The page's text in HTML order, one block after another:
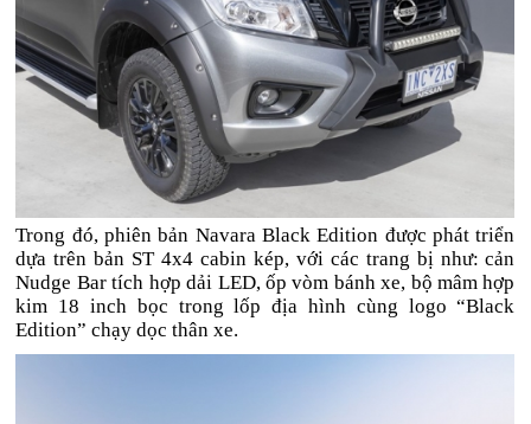
Trong đó, phiên bản Navara Black Edition được phát triển
dựa trên bản ST 4x4 cabin kép, với các trang bị như: cản
Nudge Bar tích hợp dải LED, ốp vòm bánh xe, bộ mâm hợp
kim 18 inch bọc trong lốp địa hình cùng logo “Black
Edition” chạy dọc thân xe.